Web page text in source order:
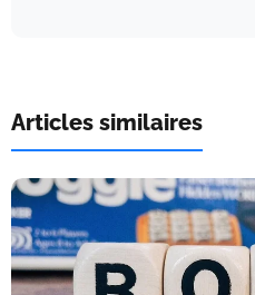
Articles similaires